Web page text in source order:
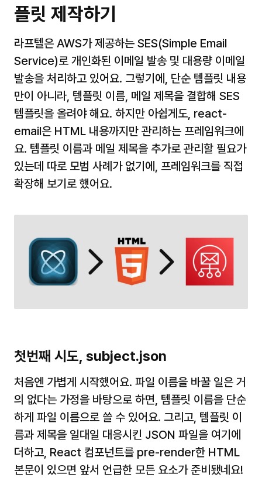
플릿 제작하기
라프텔은 AWS가 제공하는 SES(Simple Email
Service)로 개인화된 이메일 발송 및 대용량 이메일
발송을 처리하고 있어요. 그렇기에, 단순 템플릿 내용
만이 아니라, 템플릿 이름, 메일 제목을 결합해 SES
템플릿을 올려야 해요. 하지만 아쉽게도, react-
email은 HTML 내용까지만 관리하는 프레임워크에
요. 템플릿 이름과 메일 제목을 추가로 관리할 필요가
있는데 따로 모범 사례가 없기에, 프레임워크를 직접
확장해 보기로 했어요.
첫번째 시도, subject.json
처음엔 가볍게 시작했어요. 파일 이름을 바꿀 일은 거
의 없다는 가정을 바탕으로 하면, 템플릿 이름을 단순
하게 파일 이름으로 쓸 수 있어요. 그리고, 템플릿 이
름과 제목을 일대일 대응시킨 JSON 파일을 여기에
더하고, React 컴포넌트를 pre-render한 HTML
본문이 있으면 앞서 언급한 모든 요소가 준비됐네요!